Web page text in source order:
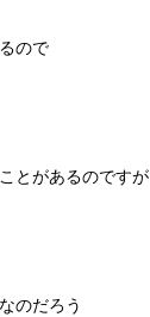
ので
とがあるのですが
のだろう